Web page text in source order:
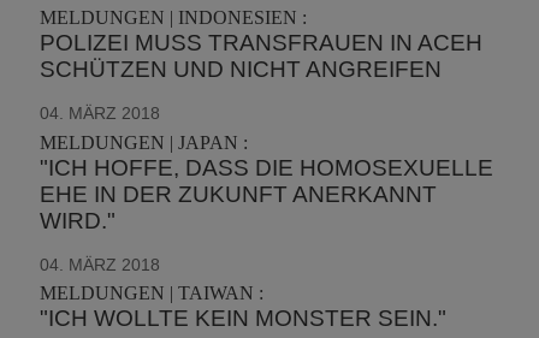
MELDUNGEN | INDONESIEN :
POLIZEI MUSS TRANSFRAUEN IN ACEH
SCHÜTZEN UND NICHT ANGREIFEN
04. MÄRZ 2018
MELDUNGEN | JAPAN :
"ICH HOFFE, DASS DIE HOMOSEXUELLE
EHE IN DER ZUKUNFT ANERKANNT
WIRD."
04. MÄRZ 2018
MELDUNGEN | TAIWAN :
"ICH WOLLTE KEIN MONSTER SEIN."